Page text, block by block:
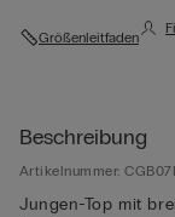
Größenleitfaden
Beschreibung
Artikelnummer:
Jungen-Top mit